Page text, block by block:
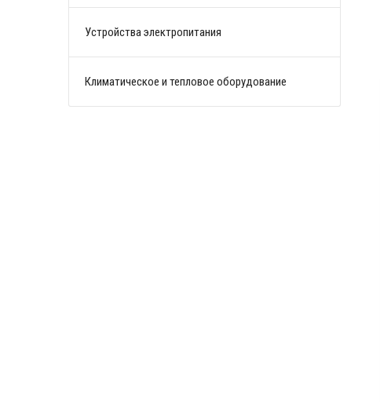
Устройства электропитания
Климатическое и тепловое оборудование